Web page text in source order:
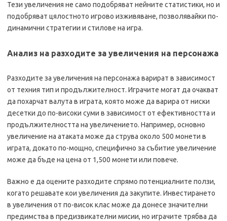
Тези увеличения не само подобряват нейните статистики, но и
подобряват цялостното игрово изживяване, позволявайки по-
динамични стратегии и стилове на игра.
Анализ на разходите за увеличения на персонажа
Разходите за увеличения на персонажа варират в зависимост
от техния тип и продължителност. Играчите могат да очакват
да похарчат валута в играта, която може да варира от ниски
десетки до по-високи суми в зависимост от ефективността и
продължителността на увеличението. Например, основно
увеличение на атаката може да струва около 500 монети в
играта, докато по-мощно, специфично за събитие увеличение
може да бъде на цена от 1,500 монети или повече.
Важно е да оцените разходите спрямо потенциалните ползи,
когато решавате кои увеличения да закупите. Инвестирането
в увеличения от по-висок клас може да донесе значителни
предимства в предизвикателни мисии, но играчите трябва да